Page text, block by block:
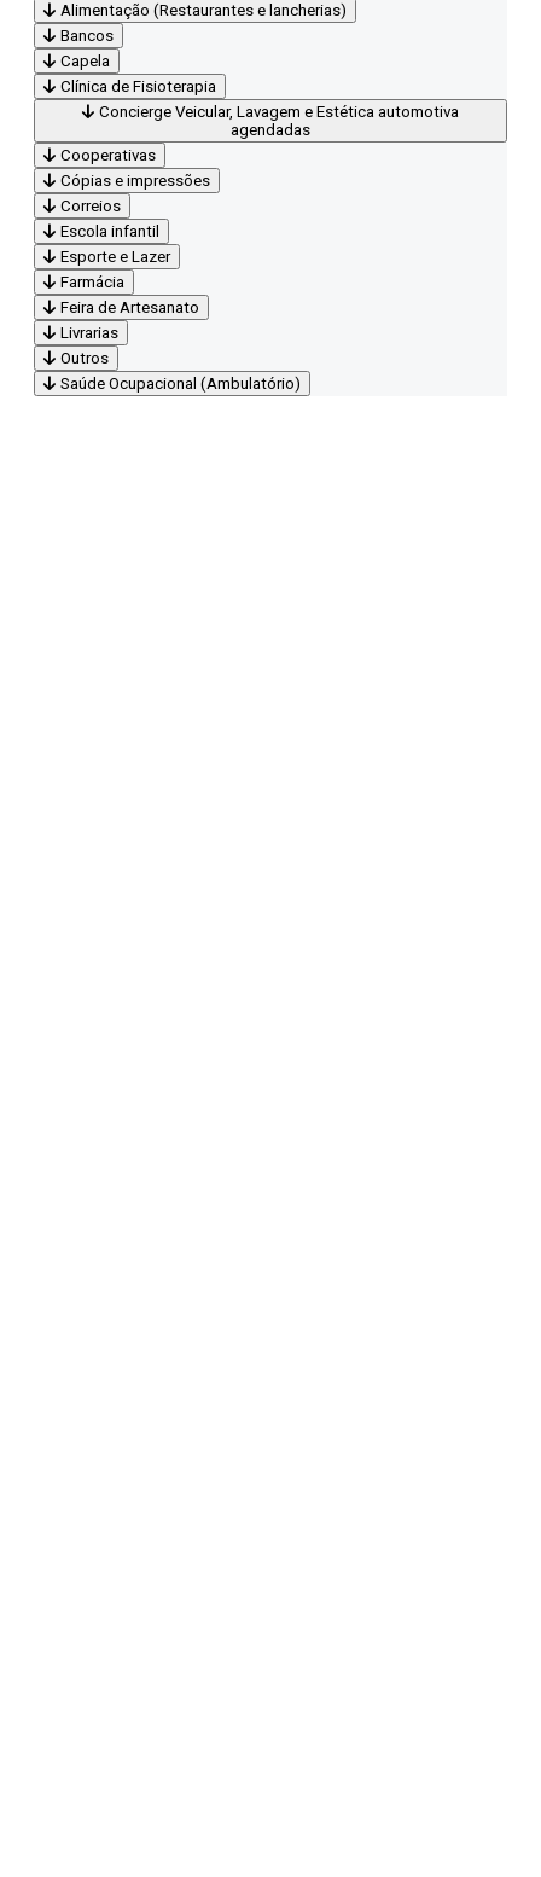
Alimentação (Restaurantes e lancherias)
Bancos
Capela
Clínica de Fisioterapia
Concierge Veicular, Lavagem e Estética automotiva
agendadas
Cooperativas
Cópias e impressões
Correios
Escola infantil
Esporte e Lazer
Farmácia
Feira de Artesanato
Livrarias
Outros
Saúde Ocupacional (Ambulatório)